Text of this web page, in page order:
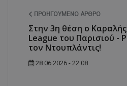
ΠΡΟΗΓΟΎΜΕΝΟ ΆΡΘΡΟ
Στην 3η θέση ο
League του Παρισιού -
τον Ντουπλάντις!
28.06.2026 - 22:08